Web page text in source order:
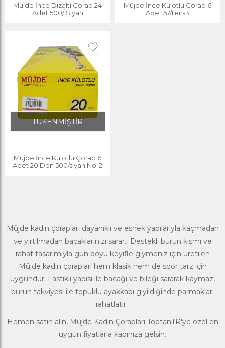
Müjde İnce Dizaltı Çorap 24
Adet 500/ Siyah
Müjde İnce Külotlu Çorap 6
Adet 57/ten-3
TÜKENMİŞTİR
Müjde İnce Külotlu Çorap 6
Adet 20 Den 500/siyah No-2
Müjde kadın çorapları dayanıklı ve esnek yapılarıyla kaçmadan
ve yırtılmadan bacaklarınızı sarar. Destekli burun kısmı ve
rahat tasarımıyla gün boyu keyifle giymeniz için üretilen
Müjde kadın çorapları hem klasik hem de spor tarz için
uygundur. Lastikli yapısı ile bacağı ve bileği sararak kaymaz,
burun takviyesi ile topuklu ayakkabı giyildiğinde parmakları
rahatlatır.
Hemen satın alın, Müjde Kadın Çorapları ToptanTR'ye özel en
uygun fiyatlarla kapınıza gelsin.